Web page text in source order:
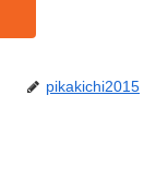
pikakichi2015